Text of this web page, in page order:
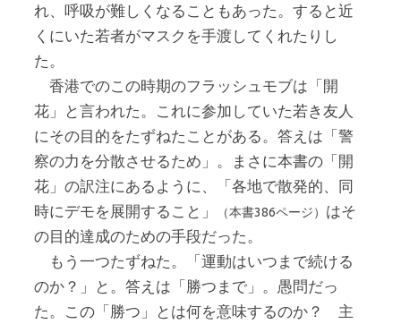
れ、呼吸が難しくなることもあった。すると近
くにいた若者がマスクを手渡してくれたりし
た。
香港でのこの時期のフラッシュモブは「開
花」と言われた。これに参加していた若き友人
にその目的をたずねたことがある。答えは「警
察の力を分散させるため」。まさに本書の「開
花」の訳注にあるように、「各地で散発的、同
時にデモを展開すること」
（本書386ページ） はそ
の目的達成のための手段だった。
もう一つたずねた。「運動はいつまで続ける
のか？」と。答えは「勝つまで」。愚問だっ
た。この「勝つ」とは何を意味するのか？ 主